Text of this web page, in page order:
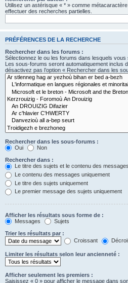
Utilisez un astérisque « * » comme
effectuer des recherches partielles.
PRÉFÉRENCES DE LA RECHERCHE
Rechercher dans les forums :
Sélectionnez le ou les forums dans lesquels
Les sous-forums seront automatiquement inclus
désactivez pas l’option « Rechercher dans les
Rechercher dans les sous-forums :
Oui
Non
Rechercher dans :
Le titre des sujets et le contenu des messages
Le contenu des messages uniquement
Le titre des sujets uniquement
Le premier message des sujets uniquement
Afficher les résultats sous forme de :
Messages
Sujets
Trier les résultats par :
Croissant
Limiter les résultats selon leur ancienneté :
Afficher seulement les premiers :
Saisissez « 0 » pour afficher le message dans